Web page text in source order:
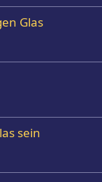
Glas
sein